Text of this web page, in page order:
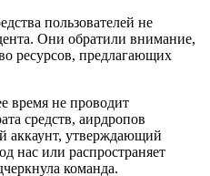
пользователей не
Они обратили внимание,
ресурсов, предлагающих
время не проводит
средств, аирдропов
аккаунт, утверждающий
нас или распространяет
команда.